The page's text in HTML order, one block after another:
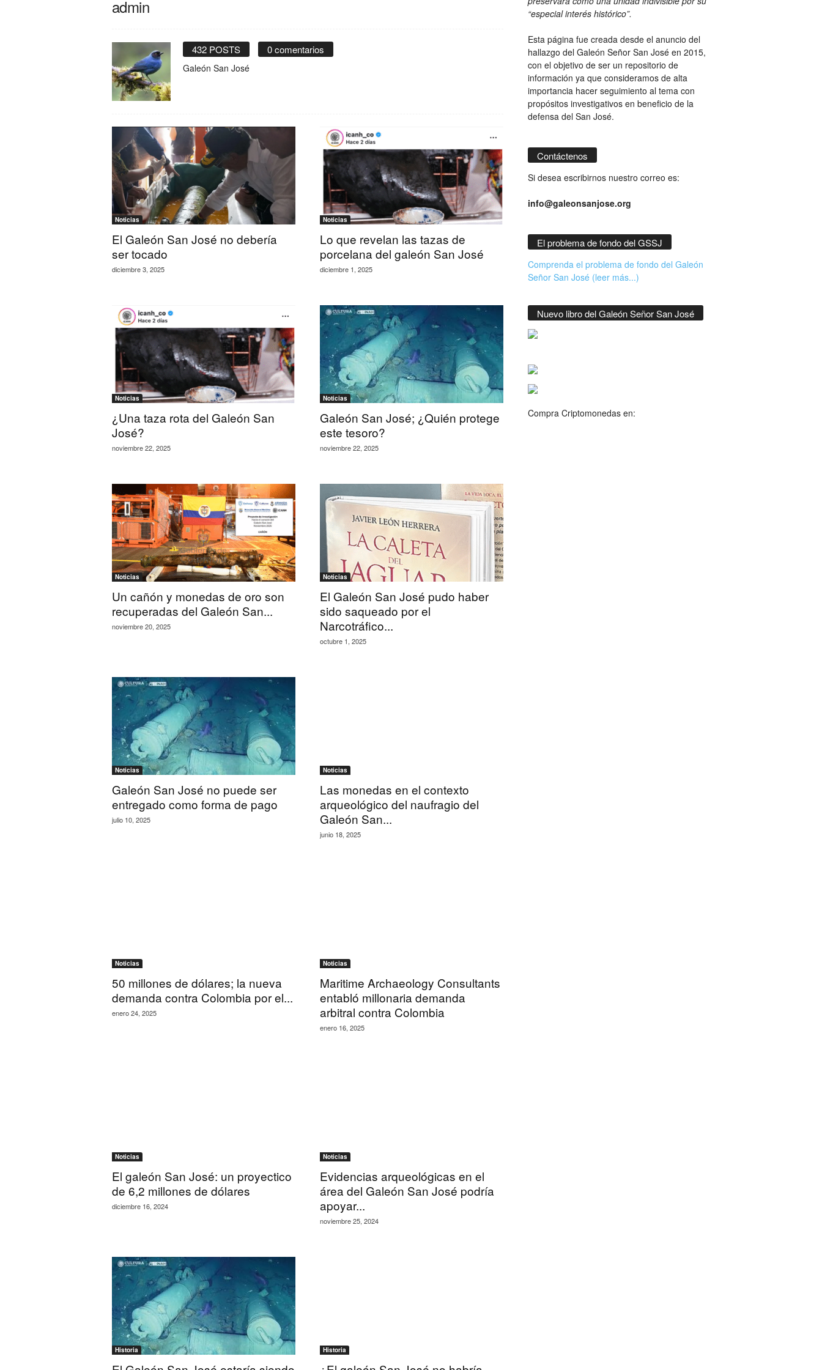
admin
432 POSTS 0 comentarios
Galeón San José
Noticias
El Galeón San José no debería
ser tocado
diciembre 3, 2025
Noticias
Lo que revelan las tazas de
porcelana del galeón San José
diciembre 1, 2025
Noticias
¿Una taza rota del Galeón San
José?
noviembre 22, 2025
Noticias
Galeón San José; ¿Quién protege
este tesoro?
noviembre 22, 2025
Noticias
Un cañón y monedas de oro son
recuperadas del Galeón San...
noviembre 20, 2025
Noticias
El Galeón San José pudo haber
sido saqueado por el
Narcotráfico...
octubre 1, 2025
Noticias
Galeón San José no puede ser
entregado como forma de pago
julio 10, 2025
Noticias
Las monedas en el contexto
arqueológico del naufragio del
Galeón San...
junio 18, 2025
Noticias
50 millones de dólares; la nueva
demanda contra Colombia por el...
enero 24, 2025
Noticias
Maritime Archaeology Consultants
entabló millonaria demanda
arbitral contra Colombia
enero 16, 2025
Noticias
El galeón San José: un proyectico
de 6,2 millones de dólares
diciembre 16, 2024
Noticias
Evidencias arqueológicas en el
área del Galeón San José podría
apoyar...
noviembre 25, 2024
Historia Historia
“especial interés histórico”.
Esta página fue creada desde el anuncio del
hallazgo del Galeón Señor San José en 2015,
con el objetivo de ser un repositorio de
información ya que consideramos de alta
importancia hacer seguimiento al tema con
propósitos investigativos en beneficio de la
defensa del San José.
Contáctenos
Si desea escribirnos nuestro correo es:
info@galeonsanjose.org
El problema de fondo del GSSJ
Comprenda el problema de fondo del Galeón
Señor San José (leer más...)
Nuevo libro del Galeón Señor San José
Compra Criptomonedas en: